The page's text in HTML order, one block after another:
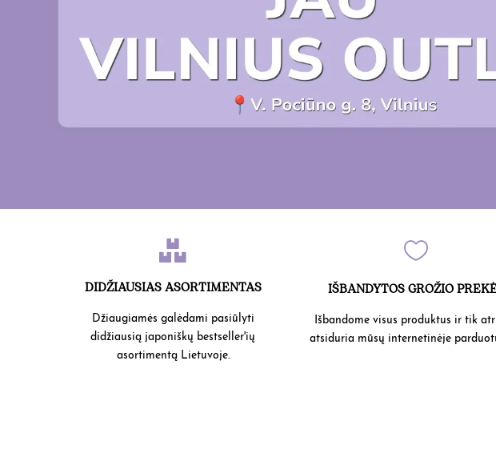

DIDŽIAUSIAS ASORTIMENTAS
Džiaugiamės galėdami pasiūlyti
didžiausią japoniškų bestseller'ių
asortimentą Lietuvoje.

IŠBANDYTOS GROŽIO
Išbandome visus produktus ir tik
atsiduria mūsų internetinėje